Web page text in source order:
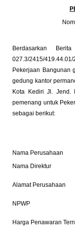
Berdasarkan
027.3/2415/
Pekerjaan Bangunan
gedung kantor
Kota Kediri Jl. Jend.
pemenang untuk
sebagai berikut:
Nama Perusahaan
Nama Direktur
Alamat Perusahaan
NPWP
Harga Penawaran